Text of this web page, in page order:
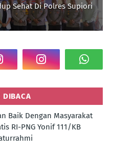
Sehat Di Polres Supiori
DIBACA
Baik Dengan Masyarakat
RI-PNG Yonif 111/KB